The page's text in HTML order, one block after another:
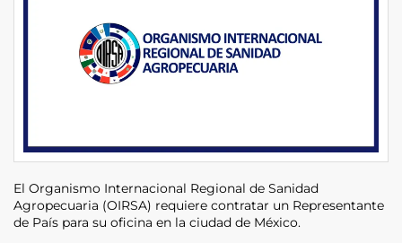
El Organismo Internacional Regional de Sanidad
Agropecuaria (OIRSA) requiere contratar un Representante
de País para su oficina en la ciudad de México.